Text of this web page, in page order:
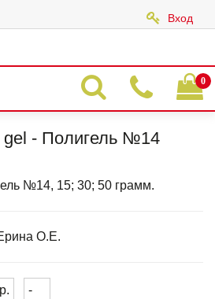
Вход
0
gel - Полигель №14
№14, 15; 30; 50 грамм.
О.Е.
-